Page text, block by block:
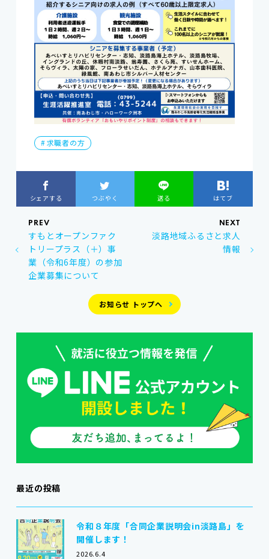
求職者の方
シェアする つぶやく 送る はてブ
すもとオープンファク
トリープラス（＋）事
業（令和6年度）の参加
企業募集について
淡路地域ふるさと求人
情報
お知らせ トップへ
最近の投稿
令和８年度「合同企業説明会in淡路島」を
開催します！
2026.6.4